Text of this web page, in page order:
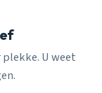
U weet